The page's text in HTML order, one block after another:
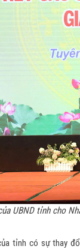
UBND tỉnh cho
tỉnh có sự thay